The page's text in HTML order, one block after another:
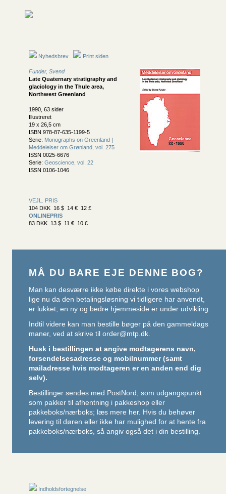
Nyhedsbrev Print siden
Funder, Svend
Late Quaternary stratigraphy and
glaciology in the Thule area,
Northwest Greenland
1990, 63 sider
Illustreret
19 x 26,5 cm
ISBN 978-87-635-1199-5
Serie: Monographs on Greenland |
Meddelelser om Grønland, vol. 275
ISSN 0025-6676
Serie: Geoscience, vol. 22
ISSN 0106-1046
VEJL. PRIS
104 DKK 16 $ 14 € 12 £
ONLINEPRIS
83 DKK 13 $ 11 € 10 £
MÅ DU BARE EJE DENNE BOG?
Man kan desværre ikke købe direkte i vores webshop
lige nu da den betalingsløsning vi tidligere har anvendt,
er lukket; en ny og bedre hjemmeside er under udvikling.
Indtil videre kan man bestille bøger på den gammeldags
maner, ved at skrive til order@mtp.dk.
Husk i bestillingen at angive modtagerens navn,
forsendelsesadresse og mobilnummer (samt
mailadresse hvis modtageren er en anden end dig
selv).
Bestillinger sendes med PostNord, som udgangspunkt
som pakker til afhentning i pakkeshop eller
pakkeboks/nærboks; læs mere her. Hvis du behøver
levering til døren eller ikke har mulighed for at hente fra
pakkeboks/nærboks, så angiv også det i din bestilling.
Indholdsfortegnelse